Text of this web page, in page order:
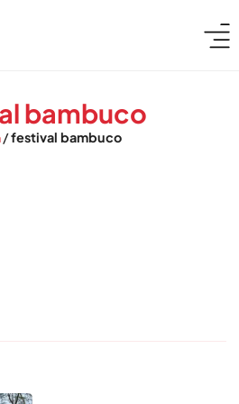
bambuco
/festival bambuco